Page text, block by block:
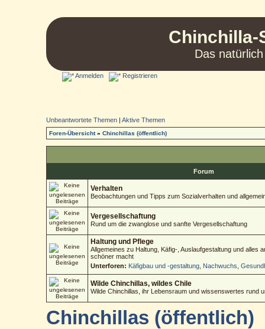
Chinchilla-
Das
Anmelden Registrieren
Unbeantwortete Themen |Aktive Themen
Foren-Übersicht»Chinchillas (öffentlich)
Forum
Verhalten
Beobachtungen und Tipps zum Sozialverhalten und
Vergesellschaftung
Rund um die zwanglose und sanfte Vergesellschaftung
Haltung und Pflege
Allgemeines zu Haltung, Käfig-, Auslaufgestaltung und alles
schöner macht
Unterforen: Käfigbau und -gestaltung Nachwuchs ,
Wilde Chinchillas, wildes Chile
Wilde Chinchillas, ihr Lebensraum und wissenswertes rund
Chinchillas (öffentlich)